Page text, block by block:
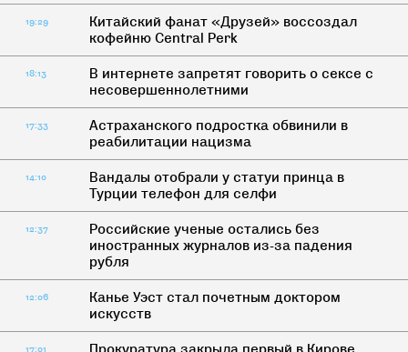
19:29
Китайский фанат «Друзей» воссоздал
кофейню Central Perk
18:13
В интернете запретят говорить о сексе с
несовершеннолетними
17:33
Астраханского подростка обвинили в
реабилитации нацизма
14:10
Вандалы отобрали у статуи принца в
Турции телефон для селфи
12:37
Российские ученые остались без
иностранных журналов из-за падения
рубля
12:06
Канье Уэст стал почетным доктором
искусств
17:01